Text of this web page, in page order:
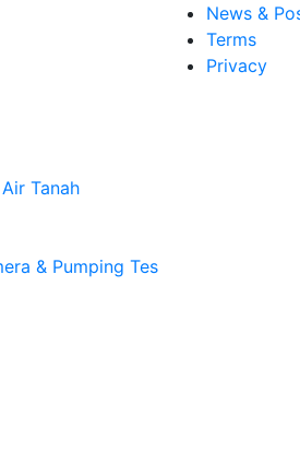
News &
Terms
Privacy
Tanah
& Pumping Tes